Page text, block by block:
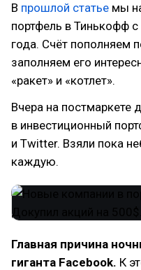
В прошлой статье мы
портфель в Тинькофф
года. Счёт пополняем
заполняем его
«ракет» и «котлет».
Вчера на постмаркете
в инвестиционный
и Twitter. Взяли пока
каждую.
Главная причина
гиганта Facebook. К